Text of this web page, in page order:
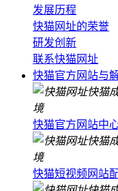
发展历程
快猫网址的荣誉
研发创新
联系快猫网址
快猫官方网站与
快猫官方网站中
快猫短视频网站